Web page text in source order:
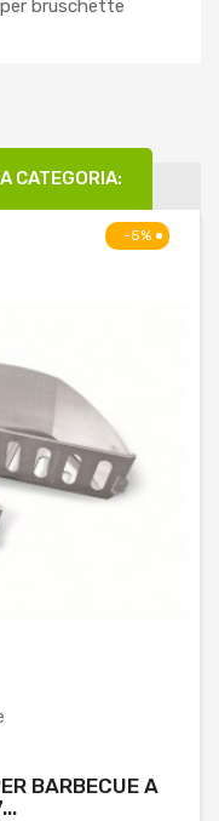
bruschette
CATEGORIA:
-5%
BARBECUE A